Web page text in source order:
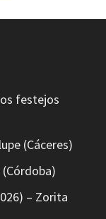
festejos
(Cáceres)
(Córdoba)
– Zorita